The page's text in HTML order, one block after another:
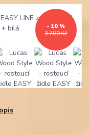
3 780 Kč
- 10 %